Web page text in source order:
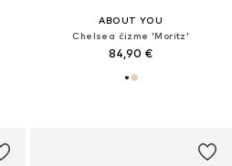
ABOUT YOU
Chelsea čizme 'Moritz'
84,90 €